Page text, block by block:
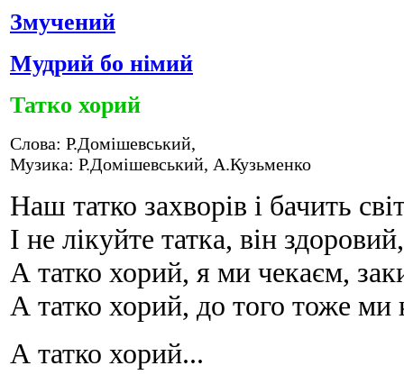
Змучений
Мудрий бо німий
Татко хорий
Слова: Р.Домішевський,
Музика: Р.Домішевський, А.Кузьменко
Наш татко захворів і бачить
І не лікуйте татка, він
А татко хорий, я ми чекаєм,
А татко хорий, до того тоже
А татко хорий...